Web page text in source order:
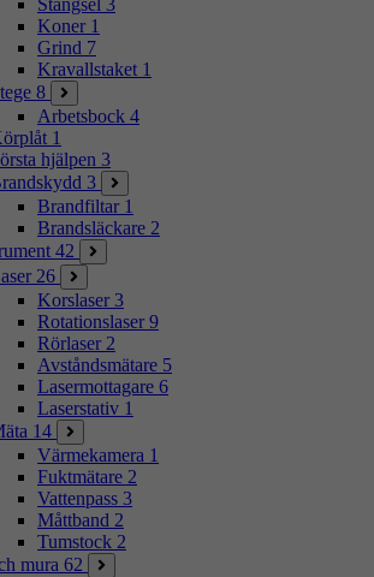
Stängsel 3
Koner 1
Grind 7
Kravallstaket 1
8
Arbetsbock 4
1
hjälpen 3
3
Brandfiltar 1
Brandsläckare 2
42
26
Korslaser 3
Rotationslaser 9
Rörlaser 2
Avståndsmätare 5
Lasermottagare 6
Laserstativ 1
14
Värmekamera 1
Fuktmätare 2
Vattenpass 3
Måttband 2
Tumstock 2
mura 62